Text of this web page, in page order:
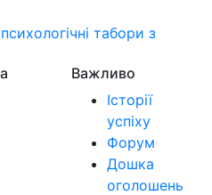
табори з
Важливо
Історії
успіху
Форум
Дошка
оголошень